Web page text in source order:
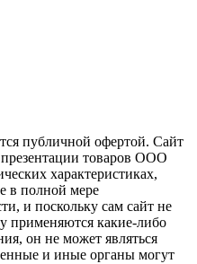
публичной офертой. Сайт
товаров ООО
характеристиках,
в полной мере
и поскольку сам сайт не
применяются какие-либо
он не может являться
и иные органы могут